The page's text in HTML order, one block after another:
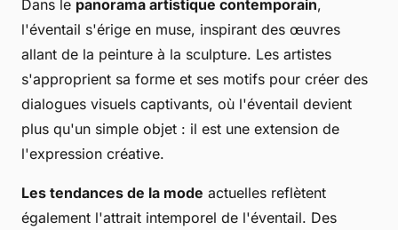
Dans le panorama artistique contemporain,
l'éventail s'érige en muse, inspirant des œuvres
allant de la peinture à la sculpture. Les artistes
s'approprient sa forme et ses motifs pour créer des
dialogues visuels captivants, où l'éventail devient
plus qu'un simple objet : il est une extension de
l'expression créative.
Les tendances de la mode actuelles reflètent
également l'attrait intemporel de l'éventail. Des